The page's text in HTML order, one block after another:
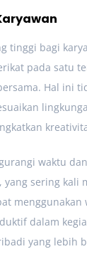
tinggi bagi
pada satu
Hal ini
waktu
sering kali
dalam
yang lebih